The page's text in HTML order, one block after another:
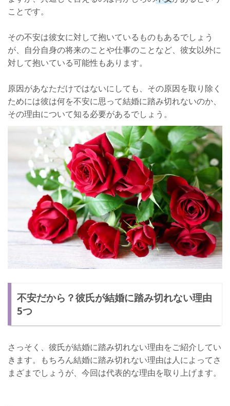
ことです。
その不安は彼女に対して抱いているものもあるでしょう
が、自分自身の将来のことや仕事のことなど、彼女以外に
対して抱いている可能性もあります。
原因があなただけではないにしても、その原因を取り除く
ためには彼は何を不安に思って結婚に踏み切れないのか、
その理由について知る必要があるでしょう。
不安だから？彼氏が結婚に踏み切れない理由
5つ
さっそく、彼氏が結婚に踏み切れない理由をご紹介してい
きます。もちろん結婚に踏み切れない理由は人によってさ
まざまでしょうが、今回は代表的な理由を取り上げます。